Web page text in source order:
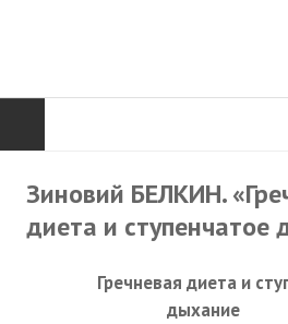
Нас поздравляют...
Там, где мы бывали...
Зиновий БЕЛКИН.
диета и ступенчатое
Гречневая диета и
дыхание